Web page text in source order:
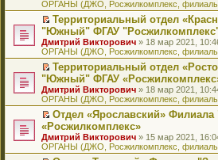
щ
е
н
и
ю
у
с
о
о
б
щ
е
н
и
ю
а
н
н
о
м
у
с
о
о
б
щ
е
н
ю
р
о
ч
и
т
а
н
н
о
м
у
с
о
б
щ
м
у
н
е
п
р
о
ч
и
т
а
н
н
м
у
п
е
р
в
о
м
у
н
е
п
р
о
ч
т
а
е
й
т
и
к
п
е
р
в
о
м
у
н
п
р
ОРГАНЫ (ДЖО, Росжилкомплекс,
П
е
р
е
й
т
и
к
п
е
р
о
м
Территориальный отдел
"Южный" ФГАУ
Дмитрий Викторович » 18 мар 2021,
ОРГАНЫ (ДЖО, Росжилкомплекс,
П
е
р
е
й
т
к
п
Территориальный отдел
"Южный" ФГАУ
Дмитрий Викторович » 18 мар 2021,
ОРГАНЫ (ДЖО, Росжилкомплекс,
П
р
е
Отдел «Ярославский»
«Росжилкомплекс»
Дмитрий Викторович » 15 мар 2021,
ОРГАНЫ (ДЖО, Росжилкомплекс,